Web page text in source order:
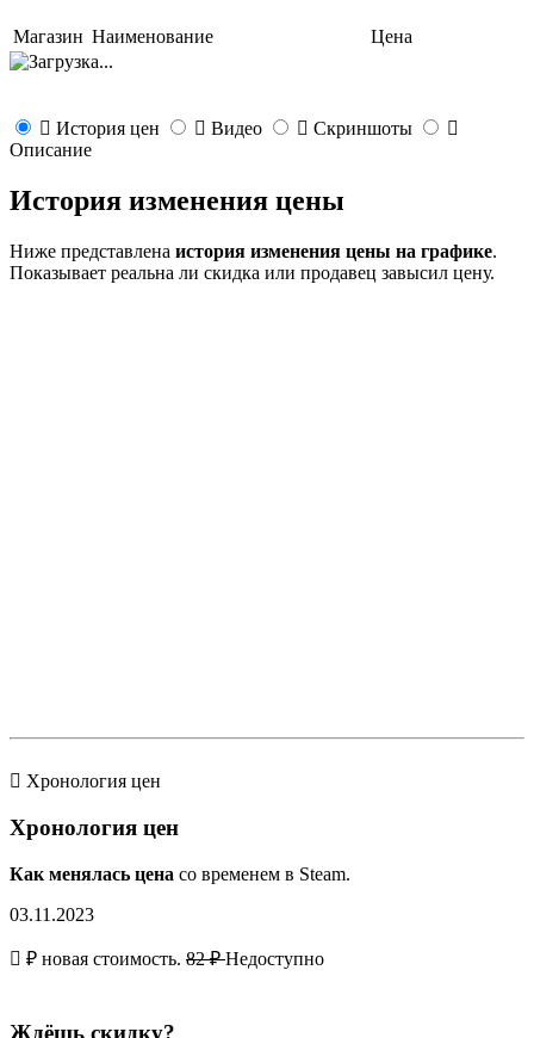
Магазин Наименование Цена
История цен Видео
Скриншоты
Описание
История изменения цены
Ниже представлена история изменения цены на графике.
Показывает реальна ли скидка или продавец завысил цену.
Хронология цен
Хронология цен
Как менялась цена со временем в Steam.
03.11.2023
₽ новая стоимость. 82 ₽Недоступно
Ждёшь скидку?